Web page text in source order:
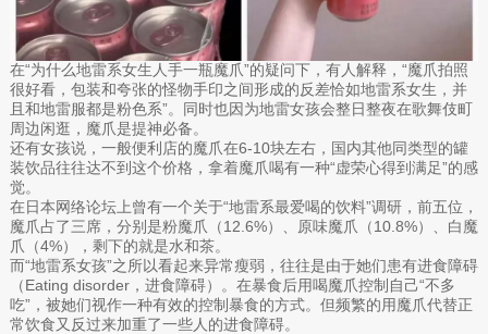
在“为什么地雷系女生人手一瓶魔爪”的疑问下，有人解释，“魔爪拍照
很好看，包装和夸张的怪物手印之间形成的反差恰如地雷系女生，并
且和地雷服都是粉色系”。同时也因为地雷女孩会整日整夜在歌舞伎町
周边闲逛，魔爪是提神必备。
还有女孩说，一般便利店的魔爪在6-10块左右，国内其他同类型的罐
装饮品往往达不到这个价格，拿着魔爪喝有一种“虚荣心得到满足”的感
觉。
在日本网络论坛上曾有一个关于“地雷系最爱喝的饮料”调研，前五位，
魔爪占了三席，分别是粉魔爪（12.6%）、原味魔爪（10.8%）、白魔
爪（4%），剩下的就是水和茶。
而“地雷系女孩”之所以看起来异常瘦弱，往往是由于她们患有进食障碍
（Eating disorder，进食障碍）。在暴食后用喝魔爪控制自己“不多
吃”，被她们视作一种有效的控制暴食的方式。但频繁的用魔爪代替正
常饮食又反过来加重了一些人的进食障碍。